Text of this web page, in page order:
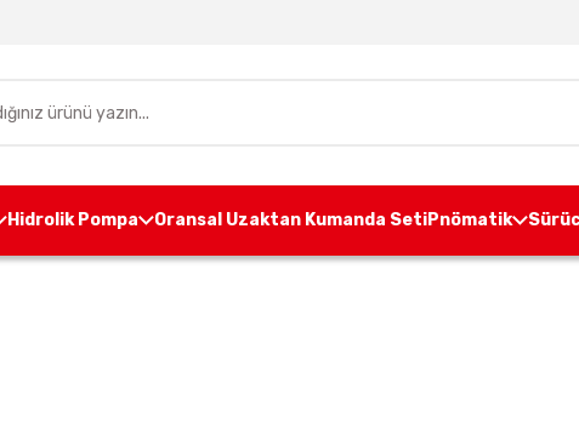
Hidrolik Pompa Oransal Uzaktan Kumanda SetiPnömatik